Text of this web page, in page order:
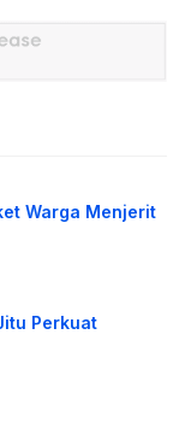
Warga Menjerit
Perkuat